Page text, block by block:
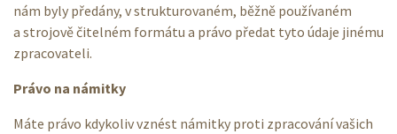
nám byly předány, v strukturovaném, běžně používaném
a strojově čitelném formátu a právo předat tyto údaje jinému
zpracovateli.
Právo na námitky
Máte právo kdykoliv vznést námitky proti zpracování vašich